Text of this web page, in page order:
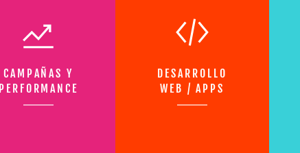
CAMPAÑAS Y
PERFORMANCE
DESARROLLO
WEB / APPS